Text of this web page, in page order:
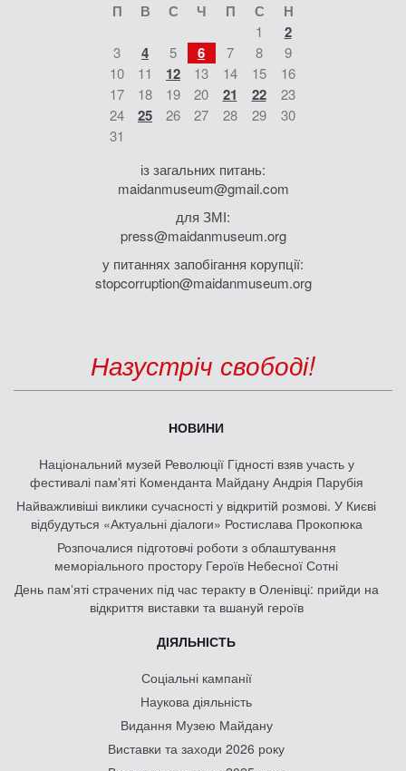
П В С Ч П С Н
1 2
3 4 5 6 7 8
9
10
11 12 13 14 15
16
17
18 19 20 21 22
23
24
25 26 27 28 29
30
31
із загальних питань:
maidanmuseum@gmail.com
для ЗМІ:
press@maidanmuseum.org
у питаннях запобігання корупції:
stopcorruption@maidanmuseum.org
Назустріч свободі!
НОВИНИ
Національний музей Революції Гідності взяв участь у
фестивалі пам'яті Коменданта Майдану Андрія Парубія
Найважливіші виклики сучасності у відкритій розмові. У Києві
відбудуться «Актуальні діалоги» Ростислава Прокопюка
Розпочалися підготовчі роботи з облаштування
меморіального простору Героїв Небесної Сотні
День памʼяті страчених під час теракту в Оленівці: прийди на
відкриття виставки та вшануй героїв
ДІЯЛЬНІСТЬ
Соціальні кампанії
Наукова діяльність
Видання Музею Майдану
Виставки та заходи 2026 року